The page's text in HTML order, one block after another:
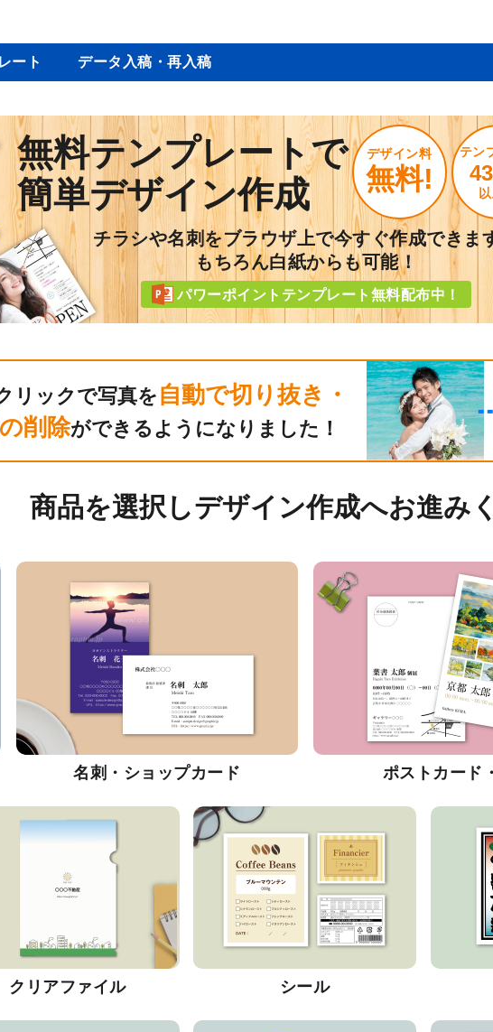
ート データ入稿・再入稿
無料テンプレートで
簡単デザイン作成
デザイン料
無料!
テン
チラシや名刺をブラウザ上で今すぐ作成できま
もちろん白紙からも可能！
パワーポイントテンプレート無料配布中！
リックで写真を 自動で切り抜き・
削除ができるようになりました！
商品を選択しデザイン作成へお進み
名刺・ショップカード ポストカード
クリアファイル シール